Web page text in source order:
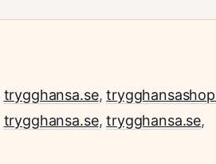
trygghansa.se,
trygghansa.se,trygghansa.se,